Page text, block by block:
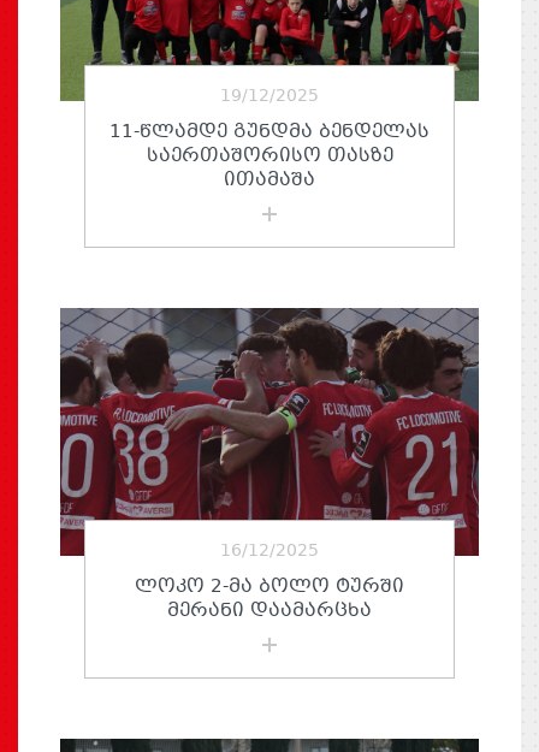
19/12/2025
11-ᲬᲚᲐᲛᲓᲔ ᲒᲣᲜᲓᲛᲐ ᲑᲔᲜᲓᲔᲚᲐᲡ
ᲡᲐᲔᲠᲗᲐᲨᲝᲠᲘᲡᲝ ᲗᲐᲡᲖᲔ
ᲘᲗᲐᲛᲐᲨᲐ
16/12/2025
ᲚᲝᲙᲝ 2-ᲛᲐ ᲑᲝᲚᲝ ᲢᲣᲠᲨᲘ
ᲛᲔᲠᲐᲜᲘ ᲓᲐᲐᲛᲐᲠᲪᲮᲐ